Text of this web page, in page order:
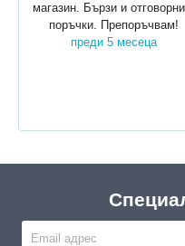
магазин. Бързи и
поръчки. Препоръчвам!
преди 5 месеца